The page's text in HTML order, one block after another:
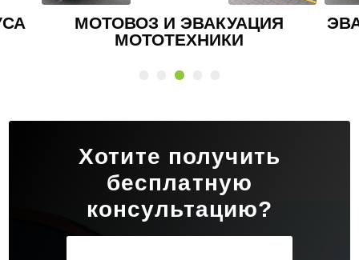
ЭВАКУАЦИЯ ВНЕДОРОЖНИКА И
КРОССОВЕРА
Хотите получить
бесплатную
консультацию?